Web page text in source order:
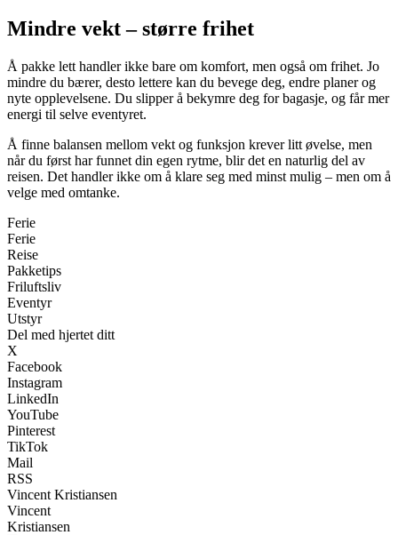
Mindre vekt – større frihet
Å pakke lett handler ikke bare om komfort, men også om frihet. Jo
mindre du bærer, desto lettere kan du bevege deg, endre planer og
nyte opplevelsene. Du slipper å bekymre deg for bagasje, og får mer
energi til selve eventyret.
Å finne balansen mellom vekt og funksjon krever litt øvelse, men
når du først har funnet din egen rytme, blir det en naturlig del av
reisen. Det handler ikke om å klare seg med minst mulig – men om å
velge med omtanke.
Ferie
Ferie
Reise
Pakketips
Friluftsliv
Eventyr
Utstyr
Del med hjertet ditt
X
Facebook
Instagram
LinkedIn
YouTube
Pinterest
TikTok
Mail
RSS
Vincent Kristiansen
Vincent
Kristiansen